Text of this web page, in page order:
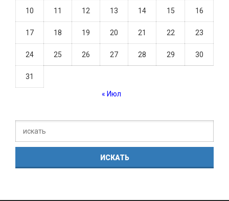
10 11 12 13 14 15 16
17 18 19 20 21 22 23
24 25 26 27 28 29 30
31
« Июл